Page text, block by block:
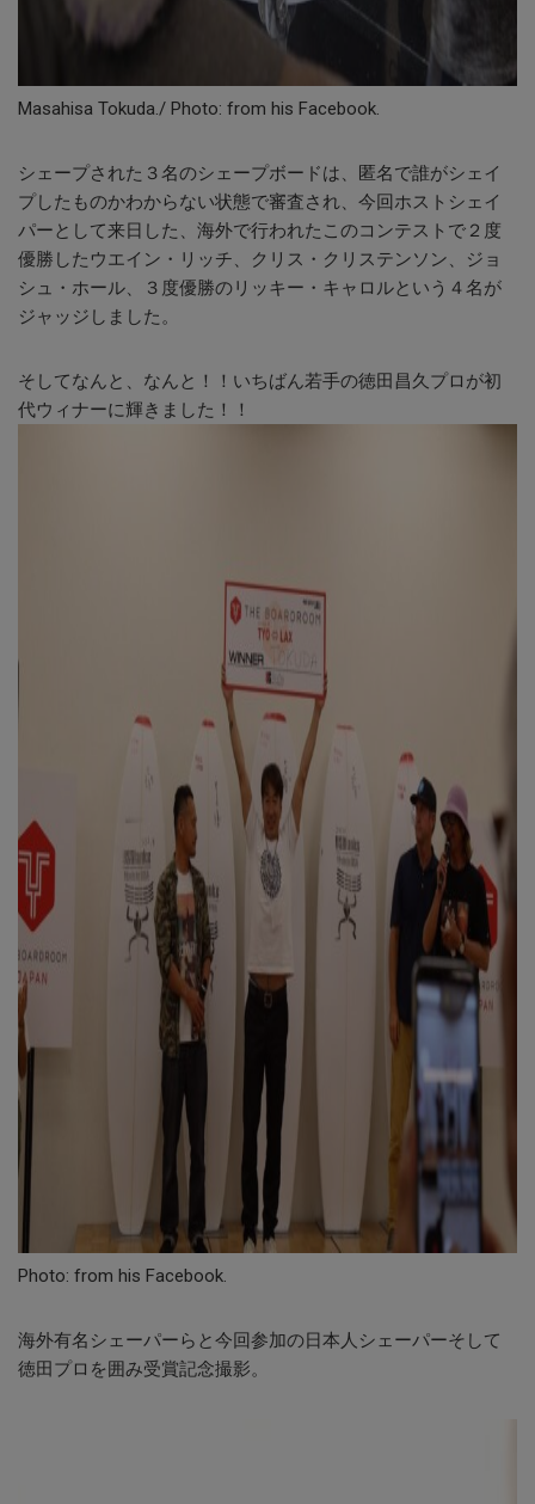
Masahisa Tokuda./ Photo: from his Facebook.
シェープされた３名のシェープボードは、匿名で誰がシェイ
プしたものかわからない状態で審査され、今回ホストシェイ
パーとして来日した、海外で行われたこのコンテストで２度
優勝したウエイン・リッチ、クリス・クリステンソン、ジョ
シュ・ホール、３度優勝のリッキー・キャロルという４名が
ジャッジしました。
そしてなんと、なんと！！いちばん若手の徳田昌久プロが初
代ウィナーに輝きました！！
Photo: from his Facebook.
海外有名シェーパーらと今回参加の日本人シェーパーそして
徳田プロを囲み受賞記念撮影。